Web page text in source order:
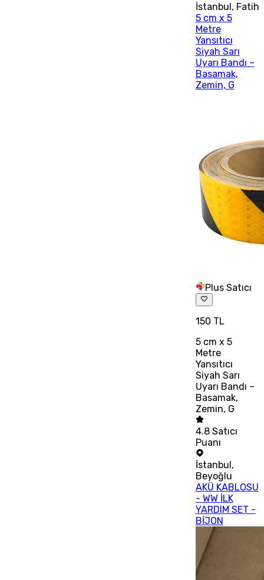
İstanbul, Fatih
5 cm x 5
Metre
Yansıtıcı
Siyah Sarı
Uyarı Bandı –
Basamak,
Zemin, G
Plus Satıcı
150 TL
5 cm x 5
Metre
Yansıtıcı
Siyah Sarı
Uyarı Bandı –
Basamak,
Zemin, G
4.8 Satıcı
Puanı
İstanbul,
Beyoğlu
AKÜ KABLOSU
- WW İLK
YARDIM SET -
BİJON